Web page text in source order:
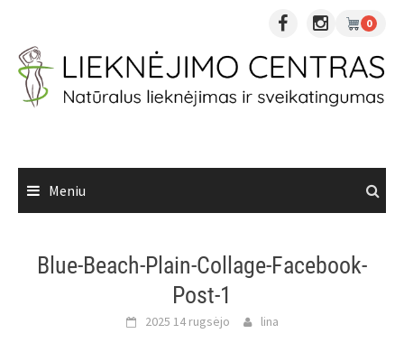
content
0
Meniu
Blue-Beach-Plain-Collage-Facebook-
Post-1
2025 14 rugsėjo lina